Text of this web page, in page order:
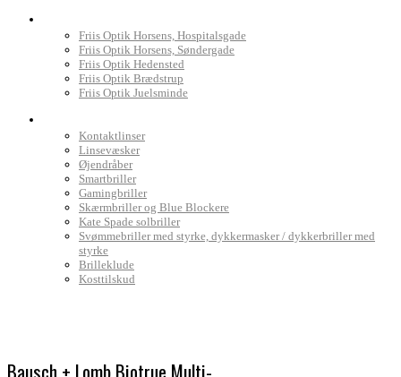
Friis Optik Horsens, Hospitalsgade
Friis Optik Horsens, Søndergade
Friis Optik Hedensted
Friis Optik Brædstrup
Friis Optik Juelsminde
Kontaktlinser
Linsevæsker
Øjendråber
Smartbriller
Gamingbriller
Skærmbriller og Blue Blockere
Kate Spade solbriller
Svømmebriller med styrke, dykkermasker / dykkerbriller med
styrke
Brilleklude
Kosttilskud